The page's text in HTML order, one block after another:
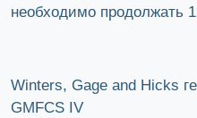
необходимо продолжать
Winters, Gage and Hicks
GMFCS IV